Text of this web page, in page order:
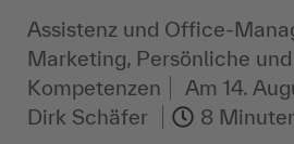
Assistenz und Office-
Marketing, Persönliche
Kompetenzen
Am 14.
Dirk Schäfer
8